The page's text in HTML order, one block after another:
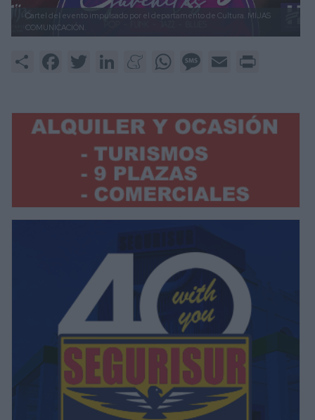
Cartel del evento impulsado por el departamento de Cultura. MIJAS
COMUNICACIÓN.
Share FacebookTwitter LinkedInMeneameWhatsAppMessage
Email